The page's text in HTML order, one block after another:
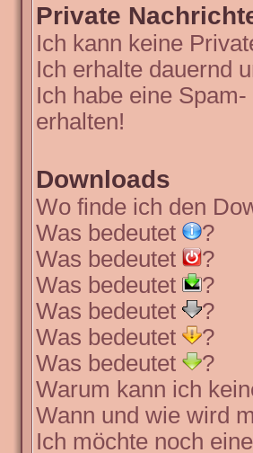
Private
Ich kann keine
Ich erhalte dauernd
Ich habe eine
erhalten!
Downloads
Wo finde ich den
Was bedeutet
?
Was bedeutet
?
Was bedeutet
?
Was bedeutet
?
Was bedeutet
?
Was bedeutet
?
Warum kann ich
Wann und wie wird
Ich möchte noch